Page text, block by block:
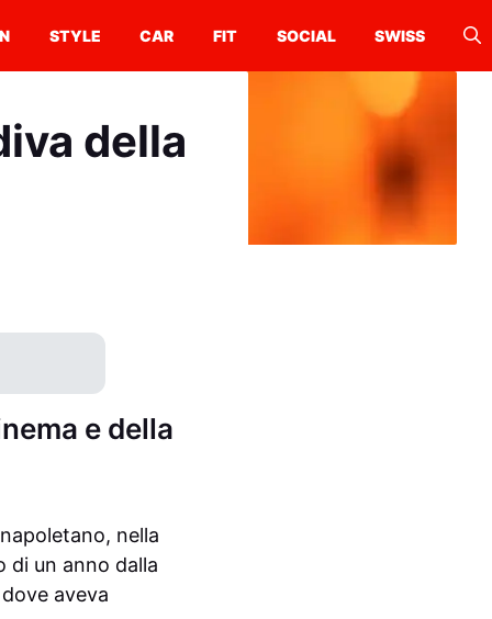
STYLE CAR FIT SOCIAL SWISS
della
e della
nella
di un anno dalla
aveva